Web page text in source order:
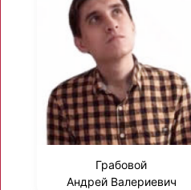
Грабовой
Андрей Валериевич